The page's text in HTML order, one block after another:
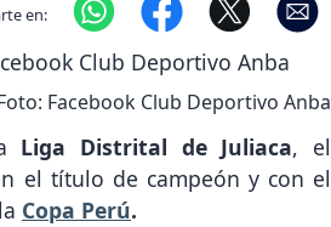
en:
Facebook Club Deportivo Anba
Liga Distrital de Juliaca, el
el título de campeón y con el
Copa Perú.